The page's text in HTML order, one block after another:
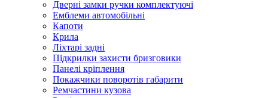
Дверні замки ручки комплектуючі
Емблеми автомобільні
Капоти
Крила
Ліхтарі задні
Підкрилки захисти бризговики
Панелі кріплення
Покажчики поворотів габарити
Ремчастини кузова